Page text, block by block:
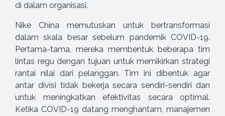
di dalam organisasi.
Nike China memutuskan untuk bertransformasi
dalam skala besar sebelum pandemik COVID-19.
Pertama-tama, mereka membentuk beberapa tim
lintas regu dengan tujuan untuk memikirkan strategi
rantai nilai dari pelanggan. Tim ini dibentuk agar
antar divisi tidak bekerja secara sendiri-sendiri dan
untuk meningkatkan efektivitas secara optimal.
Ketika COVID-19 datang menghantam, manajemen